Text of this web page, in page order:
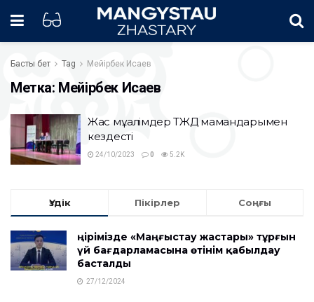
Басты бет Tag Мейірбек Исаев
Метка: Мейірбек Исаев
Жас мұғалімдер ТЖД мамандарымен
кездесті
24/10/2023 0 5.2K
Үздік Пікірлер Соңғы
Өңірімізде «Маңғыстау жастары» тұрғын
үй бағдарламасына өтінім қабылдау
басталды
27/12/2024